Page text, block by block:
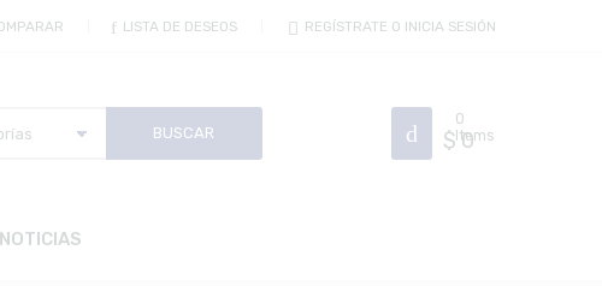
LISTA DE DESEOS REGÍSTRATE O INICIA SESIÓN
0
Items
$0
NOTICIAS